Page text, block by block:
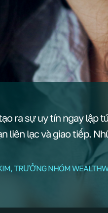
ra sự uy tín ngay lập
liên lạc và giao tiếp.
TRƯỞNG NHÓM